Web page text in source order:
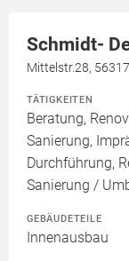
Schmidt-
Mittelstr.28,
TÄTIGKEITEN
Beratung,
Sanierung,
Durchführung,
Sanierung /
GEBÄUDETEILE
Innenausbau